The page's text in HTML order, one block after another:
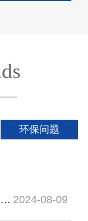
环保问题
潜江 工业废气怎么处理? 常用的工业废气处理设备有哪些? 2024-08-09